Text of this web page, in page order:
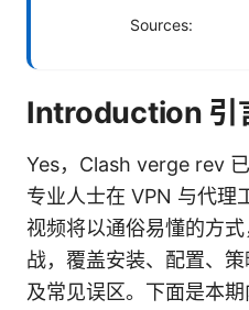
Sources:
Introduction 引
Yes，Clash verge rev
专业人士在 VPN 与代理
视频将以通俗易懂的方
战，覆盖安装、配置、
及常见误区。下面是本